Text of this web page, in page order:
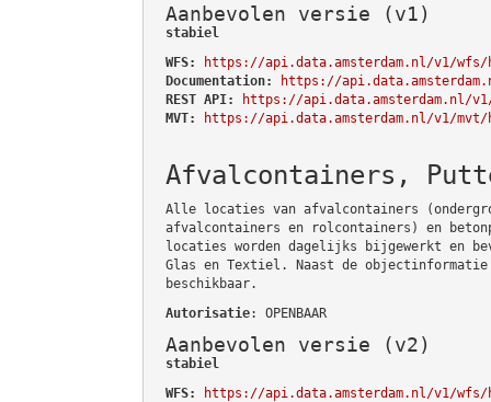
Aanbevolen versie (v1)
stabiel
WFS:
https://api.data.amsterdam.nl/v1/wfs/
Documentation:
https://
REST API:
https://api.data.amsterdam.nl/
MVT:
https://api.data.amsterdam.nl/v1/mvt/
Afvalcontainers,
Alle locaties van afvalcontainers
afvalcontainers en rolcontainers) en
locaties worden dagelijks bijgewerkt en
Glas en Textiel. Naast de objectinformatie
beschikbaar.
Autorisatie: OPENBAAR
Aanbevolen versie (v2)
stabiel
WFS:
https://api.data.amsterdam.nl/v1/